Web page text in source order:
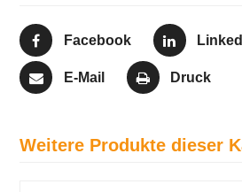
Facebook
E-Mail Druck
Weitere Produkte dieser